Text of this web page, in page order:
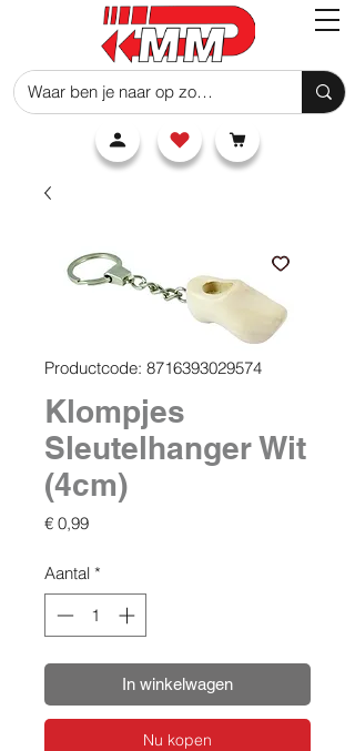
Productcode: 8716393029574
Klompjes
Sleutelhanger Wit
(4cm)
€ 0,99Prijs
Aantal *
In winkelwagen
Nu kopen